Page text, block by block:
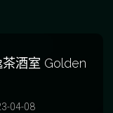
茶酒室 Golden
04-08